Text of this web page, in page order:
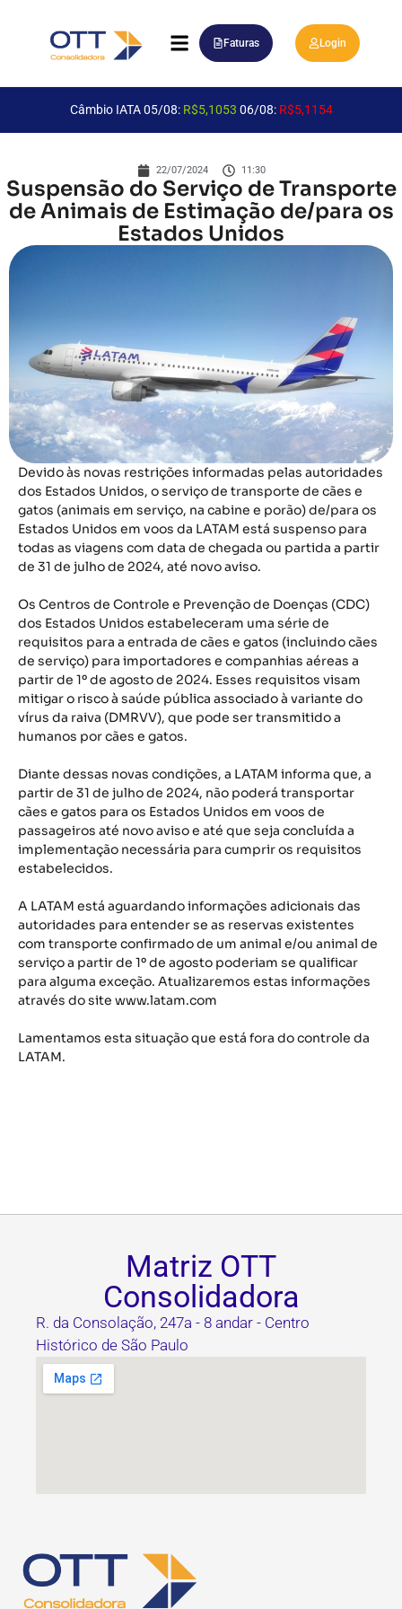
Faturas Login
Câmbio IATA 05/08: R$5,1053 06/08: R$5,1154
22/07/2024 11:30
Suspensão do Serviço de Transporte
de Animais de Estimação de/para os
Estados Unidos
Devido às novas restrições informadas pelas autoridades
dos Estados Unidos, o serviço de transporte de cães e
gatos (animais em serviço, na cabine e porão) de/para os
Estados Unidos em voos da LATAM está suspenso para
todas as viagens com data de chegada ou partida a partir
de 31 de julho de 2024, até novo aviso.
Os Centros de Controle e Prevenção de Doenças (CDC)
dos Estados Unidos estabeleceram uma série de
requisitos para a entrada de cães e gatos (incluindo cães
de serviço) para importadores e companhias aéreas a
partir de 1º de agosto de 2024. Esses requisitos visam
mitigar o risco à saúde pública associado à variante do
vírus da raiva (DMRVV), que pode ser transmitido a
humanos por cães e gatos.
Diante dessas novas condições, a LATAM informa que, a
partir de 31 de julho de 2024, não poderá transportar
cães e gatos para os Estados Unidos em voos de
passageiros até novo aviso e até que seja concluída a
implementação necessária para cumprir os requisitos
estabelecidos.
A LATAM está aguardando informações adicionais das
autoridades para entender se as reservas existentes
com transporte confirmado de um animal e/ou animal de
serviço a partir de 1º de agosto poderiam se qualificar
para alguma exceção. Atualizaremos estas informações
através do site www.latam.com
Lamentamos esta situação que está fora do controle da
LATAM.
Matriz OTT
Consolidadora
R. da Consolação, 247a - 8 andar - Centro
Histórico de São Paulo